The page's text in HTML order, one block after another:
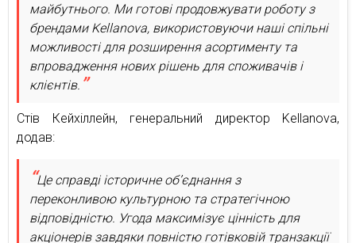
майбутнього. Ми готові продовжувати роботу з
брендами Kellanova, використовуючи наші спільні
можливості для розширення асортименту та
впровадження нових рішень для споживачів і
клієнтів.
Стів Кейхіллейн, генеральний директор Kellanova,
додав:
Це справді історичне об’єднання з
переконливою культурною та стратегічною
відповідністю. Угода максимізує цінність для
акціонерів завдяки повністю готівковій транзакції